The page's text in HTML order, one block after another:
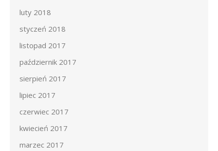
luty 2018
styczeń 2018
listopad 2017
październik 2017
sierpień 2017
lipiec 2017
czerwiec 2017
kwiecień 2017
marzec 2017